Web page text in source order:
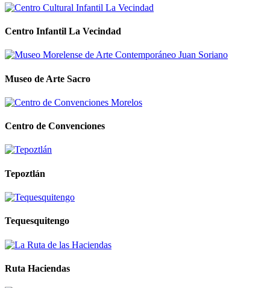
Centro Infantil La Vecindad
Museo de Arte Sacro
Centro de Convenciones
Tepoztlán
Tequesquitengo
Ruta Haciendas